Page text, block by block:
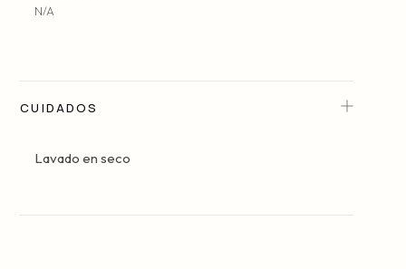
N/A
CUIDADOS
Lavado en seco